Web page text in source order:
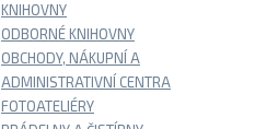
KNIHOVNY
ODBORNÉ KNIHOVNY
OBCHODY, NÁKUPNÍ A
ADMINISTRATIVNÍ CENTRA
FOTOATELIÉRY